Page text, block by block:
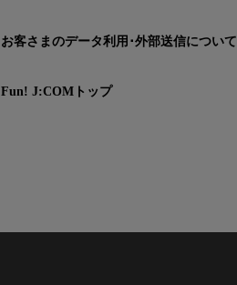
お客さまのデータ利用･外部送信について
Fun! J:COMトップ